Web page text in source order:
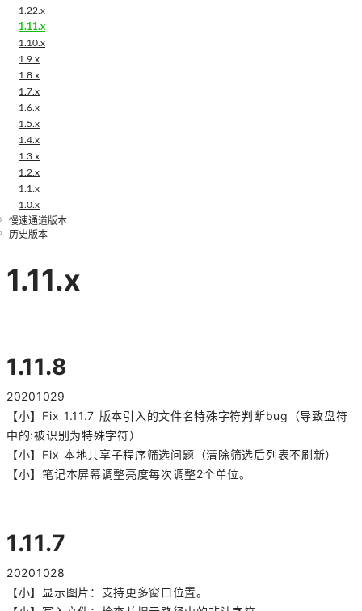
1.22.x
1.11.x
1.10.x
1.9.x
1.8.x
1.7.x
1.6.x
1.5.x
1.4.x
1.3.x
1.2.x
1.1.x
1.0.x
慢速通道版本
历史版本
1.11.x
1.11.8
20201029
【小】Fix 1.11.7 版本引入的文件名特殊字符判断bug（导致盘符
中的:被识别为特殊字符）
【小】Fix 本地共享子程序筛选问题（清除筛选后列表不刷新）
【小】笔记本屏幕调整亮度每次调整2个单位。
1.11.7
20201028
【小】显示图片：支持更多窗口位置。